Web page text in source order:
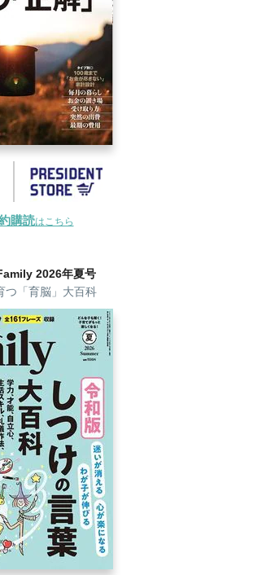
購読はこちら
2026年夏号
つ「育脳」大百科